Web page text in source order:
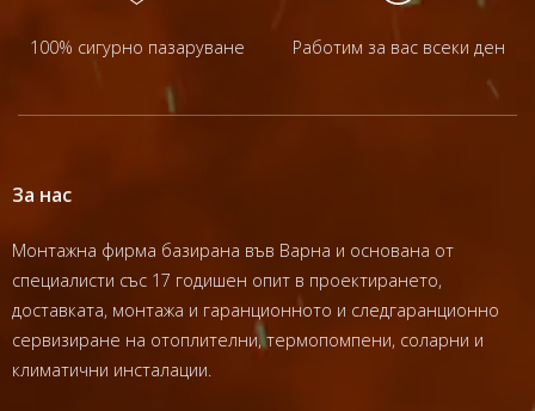
100% сигурно пазаруване Работим за вас всеки ден
За нас
Монтажна фирма базирана във Варна и основана от
специалисти със 17 годишен опит в проектирането,
доставката, монтажа и гаранционното и следгаранционно
сервизиране на отоплителни, термопомпени, соларни и
климатични инсталации.